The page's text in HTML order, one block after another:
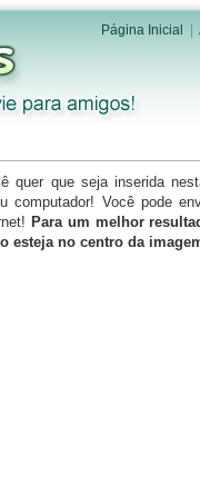
Página Inicial
quer que seja inserida
computador! Você pode
Para um melhor
esteja no centro da